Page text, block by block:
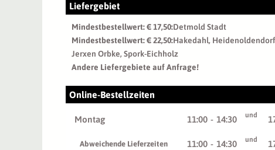
Liefergebiet
Mindestbestellwert: € 17,50:Detmold Stadt
Mindestbestellwert: € 22,50:Hakedahl,
Jerxen Orbke, Spork-Eichholz
Andere Liefergebiete auf Anfrage!
Online-Bestellzeiten
Montag 11:00 - 14:30 und
Abweichende Lieferzeiten 11:00 - 14:30 und